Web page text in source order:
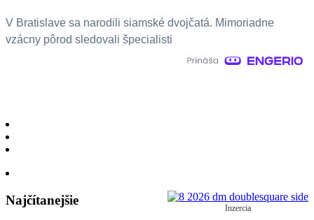
V Bratislave sa narodili siamské dvojčatá. Mimoriadne
vzácny pôrod sledovali špecialisti
Inzercia
Najčítanejšie